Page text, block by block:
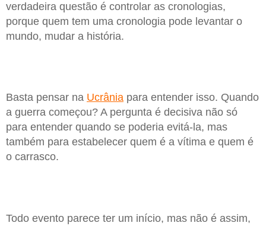
verdadeira questão é controlar as cronologias,
porque quem tem uma cronologia pode levantar o
mundo, mudar a história.
Basta pensar na Ucrânia para entender isso. Quando
a guerra começou? A pergunta é decisiva não só
para entender quando se poderia evitá-la, mas
também para estabelecer quem é a vítima e quem é
o carrasco.
Todo evento parece ter um início, mas não é assim,